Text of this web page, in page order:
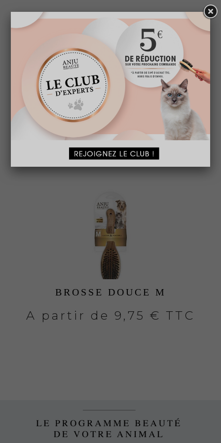
SHAMPOOING VITAL FORCE
A partir de 15,95 € TTC
BROSSE DOUCE M
A partir de 9,75 € TTC